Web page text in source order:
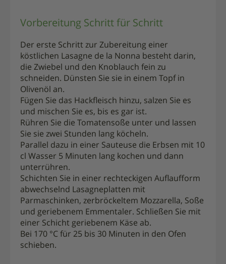
Vorbereitung Schritt für Schritt
Der erste Schritt zur Zubereitung einer
köstlichen Lasagne de la Nonna besteht darin,
die Zwiebel und den Knoblauch fein zu
schneiden. Dünsten Sie sie in einem Topf in
Olivenöl an.
Fügen Sie das Hackfleisch hinzu, salzen Sie es
und mischen Sie es, bis es gar ist.
Rühren Sie die Tomatensoße unter und lassen
Sie sie zwei Stunden lang köcheln.
Parallel dazu in einer Sauteuse die Erbsen mit 10
cl Wasser 5 Minuten lang kochen und dann
unterrühren.
Schichten Sie in einer rechteckigen Auflaufform
abwechselnd Lasagneplatten mit
Parmaschinken, zerbröckeltem Mozzarella, Soße
und geriebenem Emmentaler. Schließen Sie mit
einer Schicht geriebenem Käse ab.
Bei 170 °C für 25 bis 30 Minuten in den Ofen
schieben.